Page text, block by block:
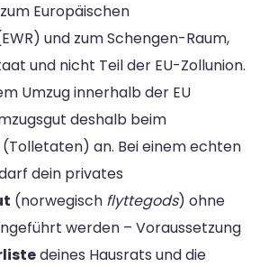
Europäischen
und zum Schengen-Raum,
und nicht Teil der EU-Zollunion.
Umzug innerhalb der EU
deshalb beim
an. Bei einem echten
dein privates
(norwegisch flyttegods) ohne
werden – Voraussetzung
deines Hausrats und die